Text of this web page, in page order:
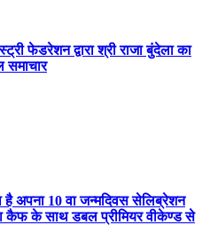
फेडरेशन द्वारा श्री राजा बुंदेला का
समाचार
है अपना 10 वा जन्मदिवस सेलिब्रेशन
के साथ डबल प्रीमियर वीकेण्ड से